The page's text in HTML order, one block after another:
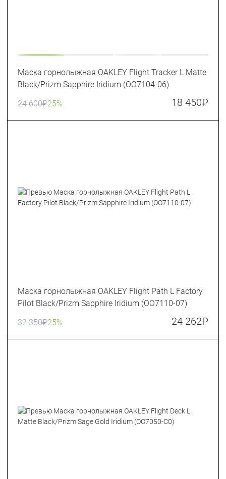
Маска горнолыжная OAKLEY Flight Tracker L Matte
Black/Prizm Sapphire Iridium (OO7104-06)
24 600₽25% 18 450₽
Маска горнолыжная OAKLEY Flight Path L Factory
Pilot Black/Prizm Sapphire Iridium (OO7110-07)
32 350₽25% 24 262₽